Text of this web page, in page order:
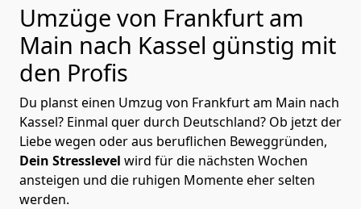
Umzüge von Frankfurt am
Main nach Kassel günstig mit
den Profis
Du planst einen Umzug von Frankfurt am Main nach
Kassel? Einmal quer durch Deutschland? Ob jetzt der
Liebe wegen oder aus beruflichen Beweggründen,
Dein Stresslevel wird für die nächsten Wochen
ansteigen und die ruhigen Momente eher selten
werden.